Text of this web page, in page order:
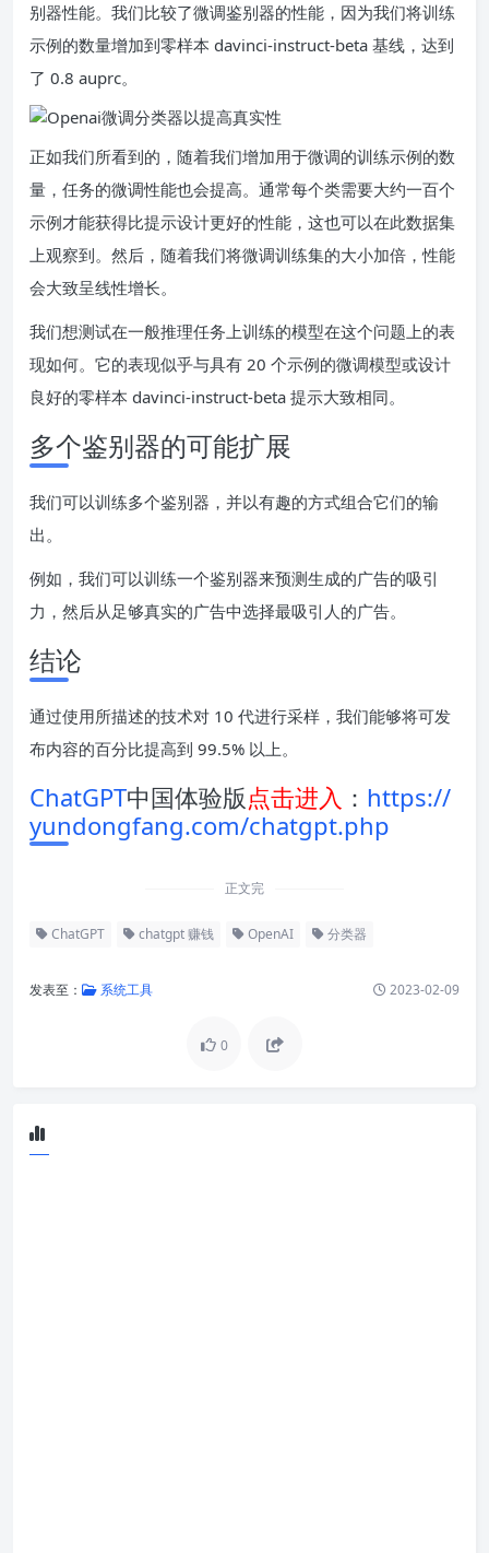
别器性能。我们比较了微调鉴别器的性能，因为我们将训练
示例的数量增加到零样本 davinci-instruct-beta 基线，达到
了 0.8 auprc。
正如我们所看到的，随着我们增加用于微调的训练示例的数
量，任务的微调性能也会提高。通常每个类需要大约一百个
示例才能获得比提示设计更好的性能，这也可以在此数据集
上观察到。然后，随着我们将微调训练集的大小加倍，性能
会大致呈线性增长。
我们想测试在一般推理任务上训练的模型在这个问题上的表
现如何。它的表现似乎与具有 20 个示例的微调模型或设计
良好的零样本 davinci-instruct-beta 提示大致相同。
多个鉴别器的可能扩展
我们可以训练多个鉴别器，并以有趣的方式组合它们的输
出。
例如，我们可以训练一个鉴别器来预测生成的广告的吸引
力，然后从足够真实的广告中选择最吸引人的广告。
结论
通过使用所描述的技术对 10 代进行采样，我们能够将可发
布内容的百分比提高到 99.5% 以上。
ChatGPT中国体验版点击进入 ： https://
yundongfang.com/chatgpt.php
正文完
ChatGPT chatgpt 赚钱 OpenAI 分类器
发表至： 系统工具 2023-02-09
0